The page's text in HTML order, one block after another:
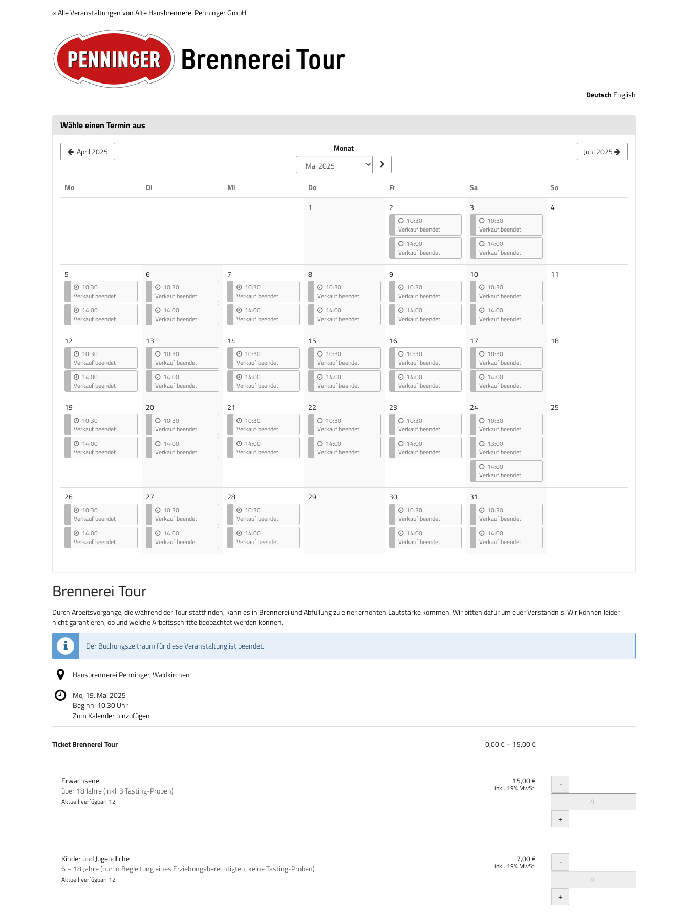
« Alle Veranstaltungen von Alte Hausbrennerei Penninger GmbH
Brennerei
Tour
Deutsch English
Wähle einen Termin aus
April 2025 Monat Juni 2025
MoMontag Di Mi DoDonnerstag FrFreitag SaSamstag SoSonntag
1
2
10:30
Verkauf beendet
14:00
Verkauf beendet
3
10:30
Verkauf beendet
14:00
Verkauf beendet
4Keine
5
10:30
Verkauf beendet
14:00
Verkauf beendet
6
10:30
Verkauf beendet
14:00
Verkauf beendet
7
10:30
Verkauf beendet
14:00
Verkauf beendet
8
10:30
Verkauf beendet
14:00
Verkauf beendet
9
10:30
Verkauf beendet
14:00
Verkauf beendet
10
10:30
Verkauf beendet
14:00
Verkauf beendet
11
12
10:30
Verkauf beendet
14:00
Verkauf beendet
13
10:30
Verkauf beendet
14:00
Verkauf beendet
14
10:30
Verkauf beendet
14:00
Verkauf beendet
15
10:30
Verkauf beendet
14:00
Verkauf beendet
16
10:30
Verkauf beendet
14:00
Verkauf beendet
17
10:30
Verkauf beendet
14:00
Verkauf beendet
18Keine
19
10:30
Verkauf beendet
14:00
Verkauf beendet
20
10:30
Verkauf beendet
14:00
Verkauf beendet
21
10:30
Verkauf beendet
14:00
Verkauf beendet
22
10:30
Verkauf beendet
14:00
Verkauf beendet
23
10:30
Verkauf beendet
14:00
Verkauf beendet
24
10:30
Verkauf beendet
13:00
Verkauf beendet
14:00
Verkauf beendet
25
26
10:30
Verkauf beendet
14:00
Verkauf beendet
27
10:30
Verkauf beendet
14:00
Verkauf beendet
28
10:30
Verkauf beendet
14:00
Verkauf beendet
29Keine
30
10:30
Verkauf beendet
14:00
Verkauf beendet
31
10:30
Verkauf beendet
14:00
Verkauf beendet
Brennerei Tour
Durch Arbeitsvorgänge, die während der Tour stattfinden, kann es in Brennerei und Abfüllung zu einer erhöhten Lautstärke kommen. Wir bitten dafür um euer Verständnis. Wir können leider
nicht garantieren, ob und welche Arbeitsschritte beobachtet werden können.
Der Buchungszeitraum für diese Veranstaltung ist beendet.
Hausbrennerei Penninger, Waldkirchen
Mo, 19. Mai 2025
Beginn: 10:30Uhr
Zum Kalender hinzufügen
Produkte
Produkte
Ticket Brennerei Tour
von
bis
0,00 € – 15,00 €
Erwachsene
über 18 Jahre (inkl. 3 Tasting-Proben)
Aktuell verfügbar: 12
15,00 €
inkl. 19% MwSt. Menge
-
+
Kinder und Jugendliche
6 – 18 Jahre (nur in Begleitung eines Erziehungsberechtigten, keine Tasting-Proben)
Aktuell verfügbar: 12
7,00 €
inkl. 19% MwSt. Menge
-
+